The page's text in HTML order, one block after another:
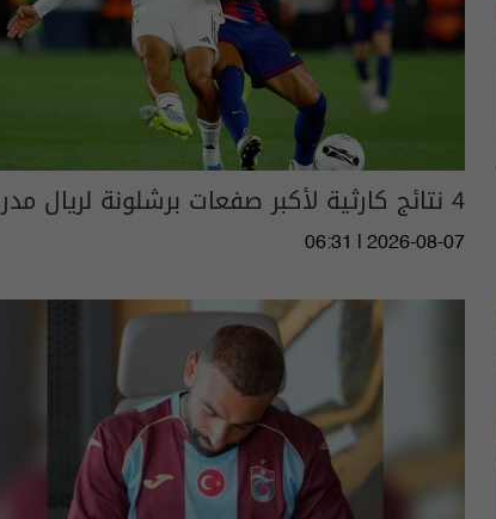
4 نتائج كارثية لأكبر صفعات برشلونة لريال مدريد
06:31 | 2026-08-07